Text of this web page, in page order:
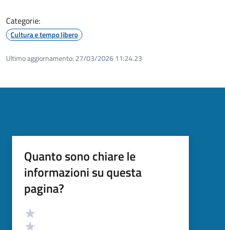
Categorie:
Cultura e tempo libero
Ultimo aggiornamento: 27/03/2026 11:24.23
Quanto sono chiare le
informazioni su questa
pagina?
Valutazione